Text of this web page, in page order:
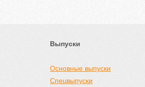
Выпуски
Основные выпуски
Спецвыпуски